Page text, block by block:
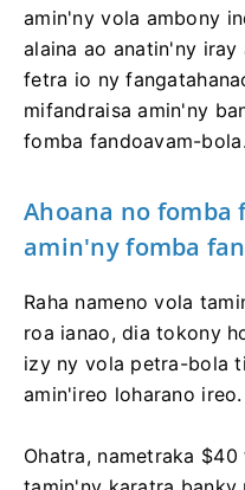
amin'ny vola ambony
alaina ao anatin'ny
fetra io ny
mifandraisa amin'ny
fomba fandoavam-bola.
Ahoana no
amin'ny fomba
Raha nameno vola
roa ianao, dia tokony
izy ny vola petra-bola
amin'ireo loharano ireo.
Ohatra, nametraka